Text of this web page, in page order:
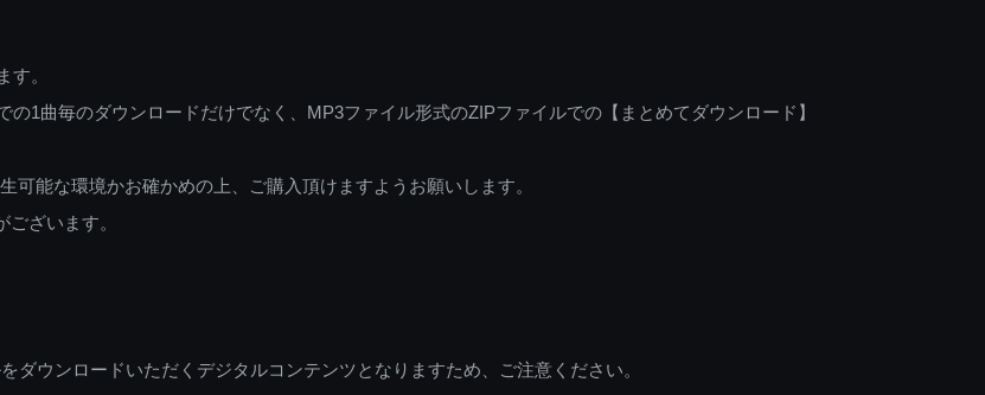
す。
1曲毎のダウンロードだけでなく、MP3ファイル形式のZIPファイルでの【まとめてダウンロード】
能な環境かお確かめの上、ご購入頂けますようお願いします。
ざいます。
ダウンロードいただくデジタルコンテンツとなりますため、ご注意ください。